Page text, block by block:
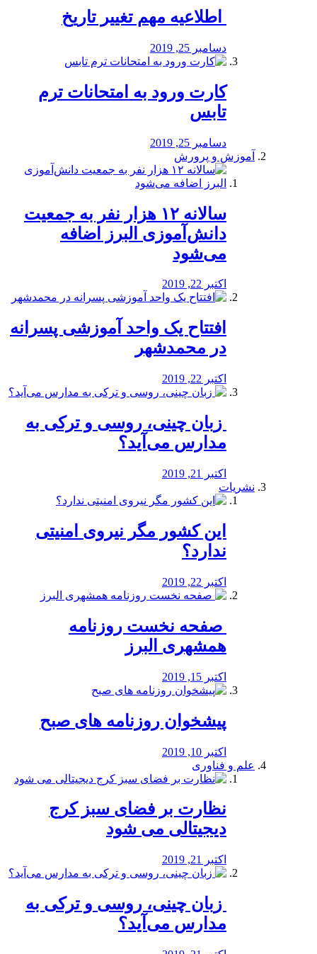
️ اطلاعیه مهم تغییر تاریخ
دسامبر 25, 2019
کارت ورود به امتحانات ترم
تابس
دسامبر 25, 2019
آموزش و پرورش
️سالانه ۱۲ هزار نفر به جمعیت
دانش‌آموزی البرز اضافه
می‌شود
اکتبر 22, 2019
افتتاح یک واحد آموزشی پسرانه
در محمدشهر
اکتبر 22, 2019
️ زبان چینی، روسی و ترکی به
مدارس می‌آید؟
اکتبر 21, 2019
نشریات
این کشور مگر نیروی امنیتی
ندارد؟
اکتبر 22, 2019
️ صفحه نخست روزنامه‌
همشهری البرز
اکتبر 15, 2019
پیشخوان روزنامه های صبح
اکتبر 10, 2019
علم و فناوری
نظارت بر فضای سبز کرج
دیجیتالی می شود
اکتبر 21, 2019
️ زبان چینی، روسی و ترکی به
مدارس می‌آید؟